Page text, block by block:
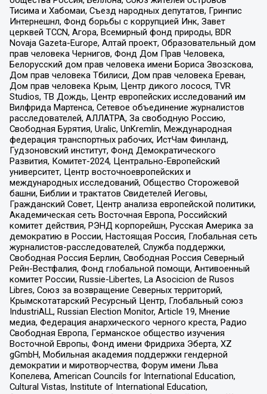
Тисима и Хабомаи, Съезд народных депутатов, Гринпис
Интернешнл, Фонд борьбы с коррупцией Инк, Завет
церквей TCCN, Агора, Всемирный фонд природы, BDR
Novaja Gazeta-Europe, Алтай проект, Образовательный дом
прав человека Чернигов, Фонд Дом Прав Человека,
Белорусский дом прав человека имени Бориса Звозскова,
Дом прав человека Тбилиси, Дом прав человека Ереван,
Дом прав человека Крым, Центр дикого лосося, TVR
Studios, ТВ Дождь, Центр европейских исследований им
Вилфрида Мартенса, Сетевое объединение журналистов
расследователей, АЛЛАТРА, За свободную Россию,
Свободная Бурятия, Uralic, UnKremlin, Международная
федерация транспортных рабочих, ИстЧам Финланд,
Гудзоновский институт, Фонд Демократического
Развития, Комитет-2024, Центрально-Европейский
университет, Центр восточноевропейских и
международных исследований, Общество Сторожевой
башни, Библии и трактатов Свидетелей Иеговы,
Гражданский Совет, Центр анализа европейской политики,
Академическая сеть Восточная Европа, Российский
комитет действия, РЭНД корпорейшн, Русская Америка за
демократию в России, Настоящая Россия, Глобальная сеть
журналистов-расследователей, Служба поддержки,
Свободная Россия Берлин, Свободная Россия Северный
Рейн-Вестфалия, Фонд глобальной помощи, Антивоенный
комитет России, Russie-Libertes, La Asocicion de Rusos
Libres, Союз за возвращение Северных территорий,
Крымскотатарский Ресурсный Центр, Глобальный союз
IndustriALL, Russian Election Monitor, Article 19, Мнение
медиа, Федерация анархического черного креста, Радио
Свободная Европа, Германское общество изучения
Восточной Европы, Фонд имени Фридриха Эберта, XZ
gGmbH, Мобильная академия поддержки гендерной
демократии и миротворчества, Форум имени Льва
Копелева, American Councils for International Education,
Cultural Vistas, Institute of International Education,